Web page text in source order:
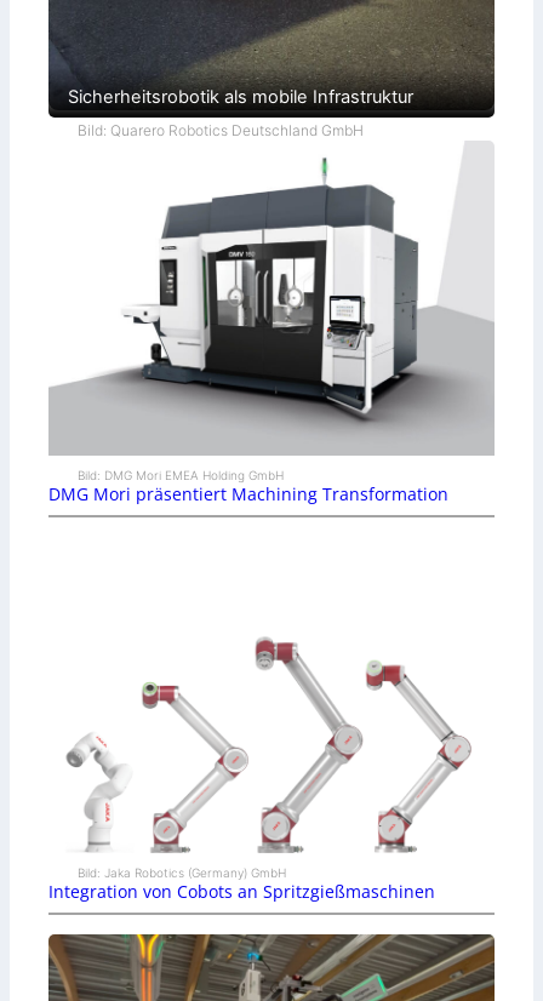
Sicherheitsrobotik als mobile Infrastruktur
Bild: Quarero Robotics Deutschland GmbH
Bild: DMG Mori EMEA Holding GmbH
DMG Mori präsentiert Machining Transformation
Bild: Jaka Robotics (Germany) GmbH
Integration von Cobots an Spritzgießmaschinen